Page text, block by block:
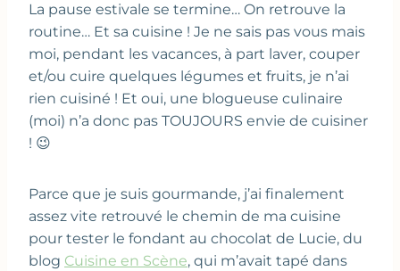
La pause estivale se termine… On retrouve la
routine… Et sa cuisine ! Je ne sais pas vous mais
moi, pendant les vacances, à part laver, couper
et/ou cuire quelques légumes et fruits, je n’ai
rien cuisiné ! Et oui, une blogueuse culinaire
(moi) n’a donc pas TOUJOURS envie de cuisiner
! 😉
Parce que je suis gourmande, j’ai finalement
assez vite retrouvé le chemin de ma cuisine
pour tester le fondant au chocolat de Lucie, du
blog Cuisine en Scène, qui m’avait tapé dans